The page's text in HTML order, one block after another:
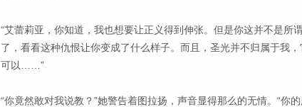
“艾蕾莉亚，你知道，我也想要让正义得到伸张。但是你这并不是所
了，看看这种仇恨让你变成了什么样子。而且，圣光并不归属于我
可以……”
“你竟然敢对我说教？”她警告着图拉扬，声音显得那么的无情。“你